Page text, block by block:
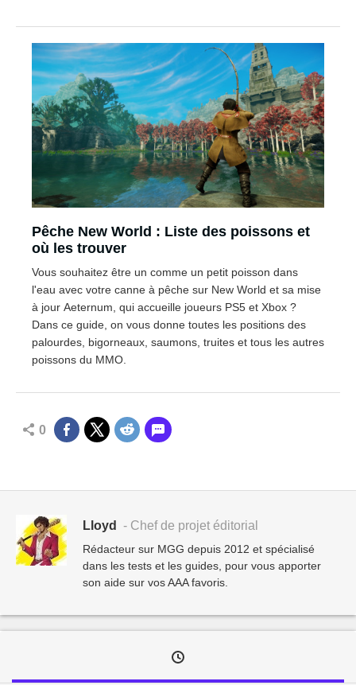
Pêche New World : Liste des poissons et
où les trouver
Vous souhaitez être un comme un petit poisson dans
l'eau avec votre canne à pêche sur New World et sa mise
à jour Aeternum, qui accueille joueurs PS5 et Xbox ?
Dans ce guide, on vous donne toutes les positions des
palourdes, bigorneaux, saumons, truites et tous les autres
poissons du MMO.
0
Lloyd - Chef de projet éditorial
Rédacteur sur MGG depuis 2012 et spécialisé
dans les tests et les guides, pour vous apporter
son aide sur vos AAA favoris.